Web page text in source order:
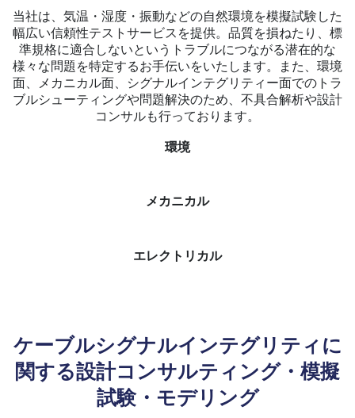
当社は、気温・湿度・振動などの自然環境を模擬試験した
幅広い信頼性テストサービスを提供。品質を損ねたり、標
準規格に適合しないというトラブルにつながる潜在的な
様々な問題を特定するお手伝いをいたします。また、環境
面、メカニカル面、シグナルインテグリティー面でのトラ
ブルシューティングや問題解決のため、不具合解析や設計
コンサルも行っております。
環境
メカニカル
エレクトリカル
ケーブルシグナルインテグリティに
関する設計コンサルティング・模擬
試験・モデリング